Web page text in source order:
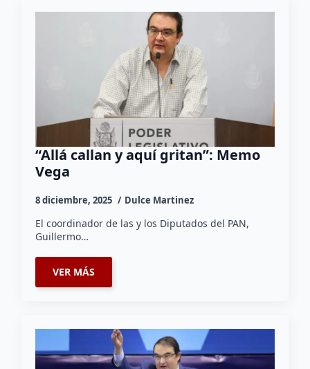
“Allá callan y aquí gritan”: Memo
Vega
8 diciembre, 2025 Dulce Martinez
El coordinador de las y los Diputados del PAN,
Guillermo…
VER MÁS